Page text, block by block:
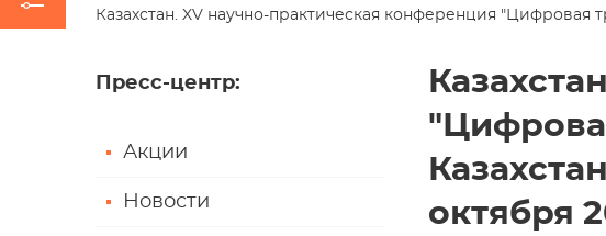
Казахстан. XV научно-практическая конференция "Цифровая
Пресс-центр:
Акции
Новости
октября